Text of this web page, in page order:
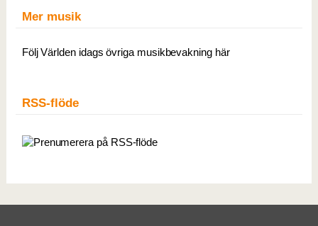
Mer musik
Följ Världen idags övriga musikbevakning här
RSS-flöde